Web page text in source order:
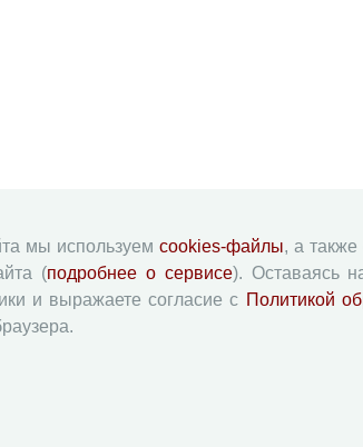
мы используем cookies-файлы, а также
(подробнее о сервисе). Оставаясь
и выражаете согласие с Политикой